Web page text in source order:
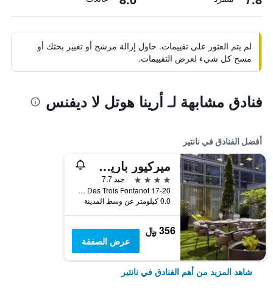
لم يتم العثور على تقييمات. حاول إزالة مرشح أو تغيير بحثك أو
مسح كل شيء لعرض التقييمات.
فنادق مشابهة لـ أرينا هوتل لا ديفنس
أفضل الفنادق في نانتير
ميركيور باريس لا ديفونس غراند أرش
4 نجوم
جيد 7.7
17-20 Esplanade Charles De Gaulle - Rue Des Trois Fontanot, نانتير, إقليم هوت دو سين, فرنسا
0.0 كيلومتر عن وسط المدينة
356 ﷼
عرض الصفقة
شاهد المزيد من أهم الفنادق في نانتير